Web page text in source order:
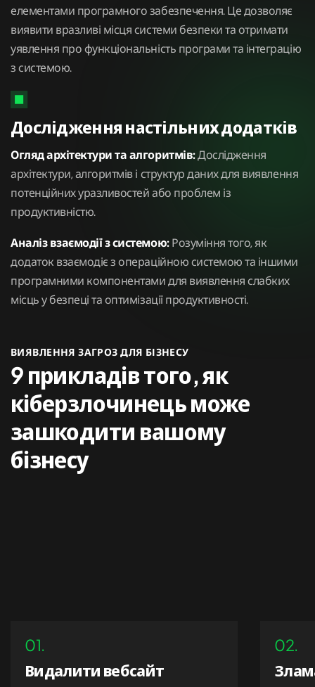
елементами програмного забезпечення. Це дозволяє
виявити вразливі місця системи безпеки та отримати
уявлення про функціональність програми та інтеграцію
з системою.
Дослідження настільних додатків
Огляд архітектури та алгоритмів:Дослідження
архітектури, алгоритмів і структур даних для виявлення
потенційних уразливостей або проблем із
продуктивністю.
Аналіз взаємодії з системою:Розуміння того, як
додаток взаємодіє з операційною системою та іншими
програмними компонентами для виявлення слабких
місць у безпеці та оптимізації продуктивності.
ВИЯВЛЕННЯ ЗАГРОЗ ДЛЯ БІЗНЕСУ
9 прикладів того, як
кіберзлочинець може
зашкодити вашому
бізнесу
01.
Видалити вебсайт
02.